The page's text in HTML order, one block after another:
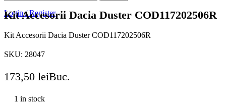
Login / Register
Kit Accesorii Dacia Duster COD117202506R
Kit Accesorii Dacia Duster COD117202506R
SKU: 28047
173,50 leiBuc.
1 in stock